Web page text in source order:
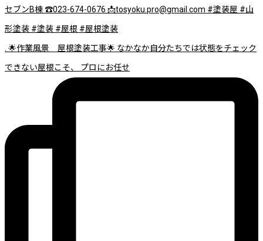
. 🌟作業風景 屋根塗装工事🌟 なかなか自分たちでは状態をチェック
できない屋根こそ、 プロにお任せ